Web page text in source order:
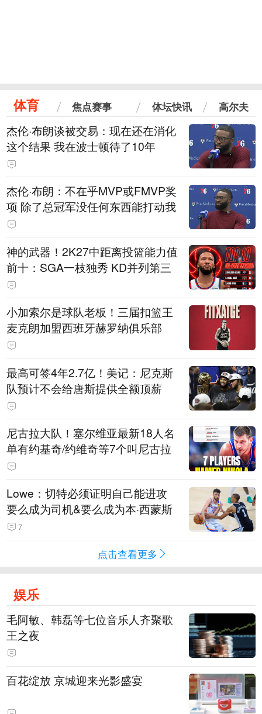
体育 焦点赛事 体坛快讯 高尔夫
杰伦·布朗谈被交易：现在还在消化
这个结果 我在波士顿待了10年
杰伦·布朗：不在乎MVP或FMVP奖
项 除了总冠军没任何东西能打动我
神的武器！2K27中距离投篮能力值
前十：SGA一枝独秀 KD并列第三
小加索尔是球队老板！三届扣篮王
麦克朗加盟西班牙赫罗纳俱乐部
最高可签4年2.7亿！美记：尼克斯
队预计不会给唐斯提供全额顶薪
尼古拉大队！塞尔维亚最新18人名
单有约基奇/约维奇等7个叫尼古拉
Lowe：切特必须证明自己能进攻
要么成为司机&要么成为本·西蒙斯
7
点击查看更多
娱乐
毛阿敏、韩磊等七位音乐人齐聚歌
王之夜
百花绽放 京城迎来光影盛宴